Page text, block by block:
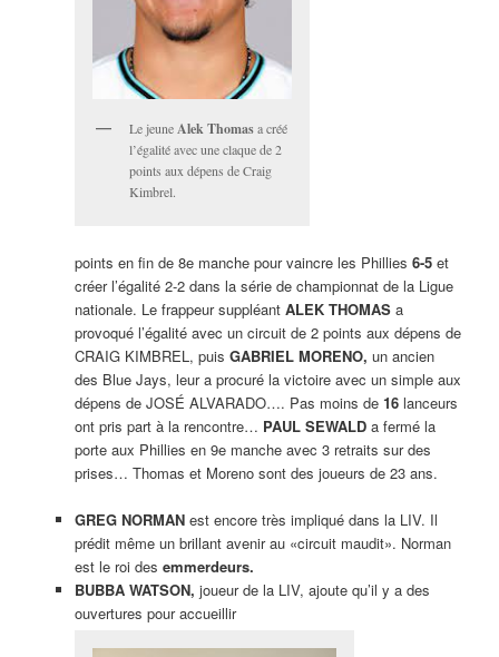
Le jeuneAlek Thomasa créé
l’égalité avec une claque de 2
points aux dépens de Craig
Kimbrel.
points en fin de 8e manche pour vaincre les Phillies 6-5et
créer l’égalité 2-2 dans la série de championnat de la Ligue
nationale. Le frappeur suppléant ALEK THOMASa
provoqué l’égalité avec un circuit de 2 points aux dépens de
CRAIG KIMBREL, puis GABRIEL MORENO, un ancien
des Blue Jays, leur a procuré la victoire avec un simple aux
dépens de JOSÉ ALVARADO…. Pas moins de 16lanceurs
ont pris part à la rencontre… PAUL SEWALDa fermé la
porte aux Phillies en 9e manche avec 3 retraits sur des
prises… Thomas et Moreno sont des joueurs de 23 ans.
GREG NORMANest encore très impliqué dans la LIV. Il
prédit même un brillant avenir au «circuit maudit». Norman
est le roi des emmerdeurs.
BUBBA WATSON, joueur de la LIV, ajoute qu’il y a des
ouvertures pour accueillir